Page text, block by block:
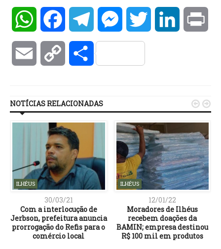
WhatsAppFacebookTelegramMessengerTwitter LinkedIn
Email Copy Compartilhar
NOTÍCIAS RELACIONADAS
ILHÉUS
30/03/21
Com a interlocução de
Jerbson, prefeitura anuncia
prorrogação do Refis para o
comércio local
ILHÉUS
12/01/22
Moradores de Ilhéus
recebem doações da
BAMIN; empresa destinou
R$ 100 mil em produtos
 